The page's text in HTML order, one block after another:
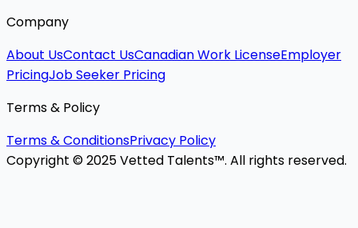
Company
About UsContact UsCanadian Work LicenseEmployer
PricingJob Seeker Pricing
Terms & Policy
Terms & ConditionsPrivacy Policy
Copyright © 2025 Vetted Talents™. All rights reserved.